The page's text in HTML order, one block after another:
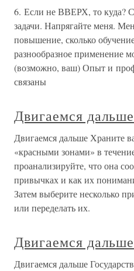
6. Если не ВВЕРХ, то куда?
задачи. Напрягайте меня.
повышение, сколько
разнообразное применение
(возможно, ваш) Опыт и
связаны
Двигаемся дальше
Двигаемся дальше Храните
«красными зонами» в
проанализируйте, что она
привычках и как их
Затем выберите несколько
или переделать их.
Двигаемся дальше
Двигаемся дальше